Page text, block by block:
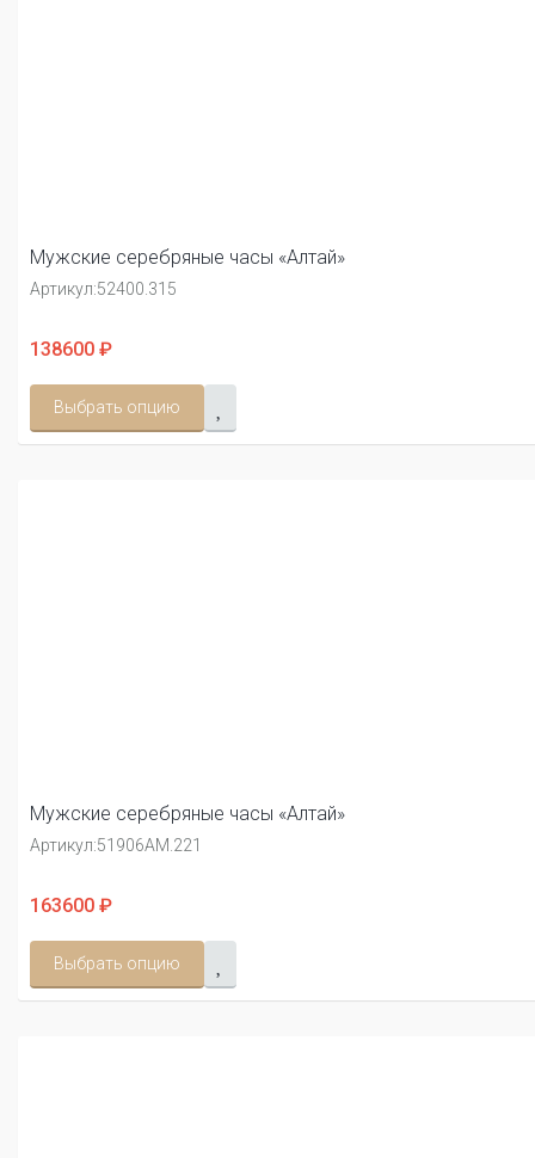
Мужские серебряные часы «Алтай»
Артикул:52400.315
138600 ₽
Выбрать опцию
Мужские серебряные часы «Алтай»
Артикул:51906АМ.221
163600 ₽
Выбрать опцию